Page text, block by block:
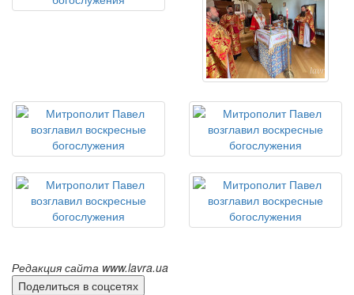
Редакция сайта www.lavra.ua
Поделиться в соцсетях